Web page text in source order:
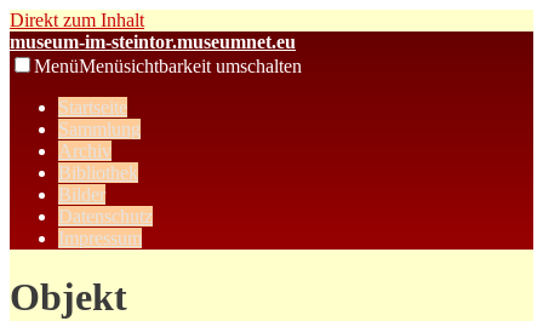
Direkt zum Inhalt
museum-im-steintor.museumnet.eu
MenüMenüsichtbarkeit umschalten
Startseite
Sammlung
Archiv
Bibliothek
Bilder
Datenschutz
Impressum
Objekt